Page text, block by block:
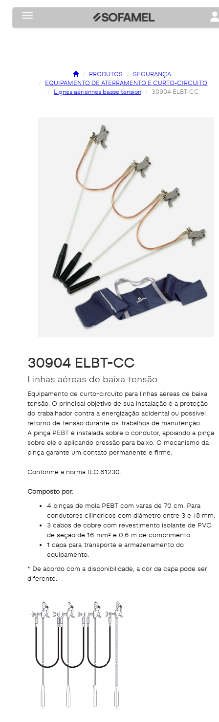
Toggle navigation
PRODUTOS
SEGURANÇA
EQUIPAMENTO DE ATERRAMENTO E CURTO-CIRCUITO
Lignes aériennes basse tension
30904 ELBT-CC
30904 ELBT-CC
Linhas aéreas de baixa tensão
Equipamento de curto-circuito para linhas aéreas de baixa
tensão. O principal objetivo de sua instalação é a proteção
do trabalhador contra a energização acidental ou possível
retorno de tensão durante os trabalhos de manutenção.
A pinça PEBT é instalada sobre o condutor, apoiando a pinça
sobre ele e aplicando pressão para baixo. O mecanismo da
pinça garante um contato permanente e firme.
Conforme a norma IEC 61230.
Composto por:
4 pinças de mola PEBT com varas de 70 cm. Para
condutores cilíndricos com diâmetro entre 3 e 18 mm.
3 cabos de cobre com revestimento isolante de PVC
de seção de 16 mm² e 0,6 m de comprimento.
1 capa para transporte e armazenamento do
equipamento.
* De acordo com a disponibilidade, a cor da capa pode ser
diferente.